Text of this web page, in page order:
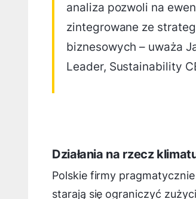
analiza pozwoli na
zintegrowane ze
biznesowych – uważa
Leader, Sustainability
Działania na rzecz
Polskie firmy
starają się ograniczyć